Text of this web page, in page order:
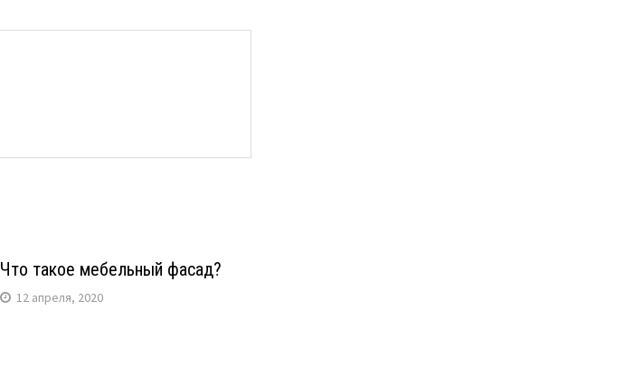
Что такое мебельный фасад?
12 апреля, 2020